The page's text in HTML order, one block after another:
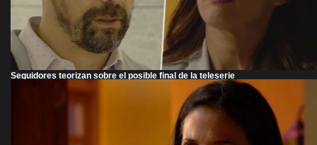
Seguidores teorizan sobre el posible final de la teleserie